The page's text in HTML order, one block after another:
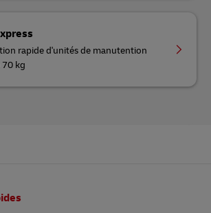
rapide d'unités de manutention
70 kg